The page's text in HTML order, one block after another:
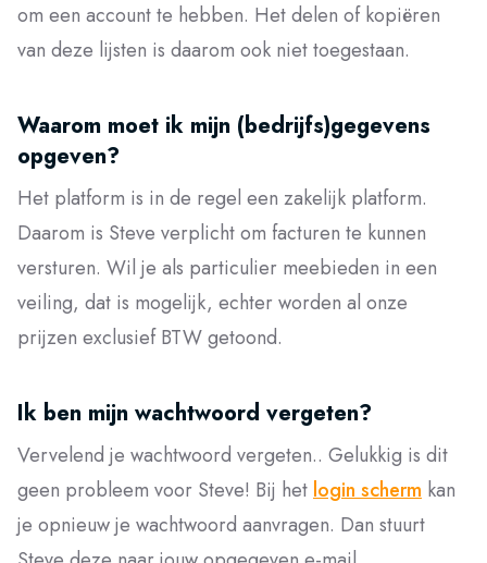
om een account te hebben. Het delen of kopiëren
van deze lijsten is daarom ook niet toegestaan.
Waarom moet ik mijn (bedrijfs)gegevens
opgeven?
Het platform is in de regel een zakelijk platform.
Daarom is Steve verplicht om facturen te kunnen
versturen. Wil je als particulier meebieden in een
veiling, dat is mogelijk, echter worden al onze
prijzen exclusief BTW getoond.
Ik ben mijn wachtwoord vergeten?
Vervelend je wachtwoord vergeten.. Gelukkig is dit
geen probleem voor Steve! Bij het login scherm kan
je opnieuw je wachtwoord aanvragen. Dan stuurt